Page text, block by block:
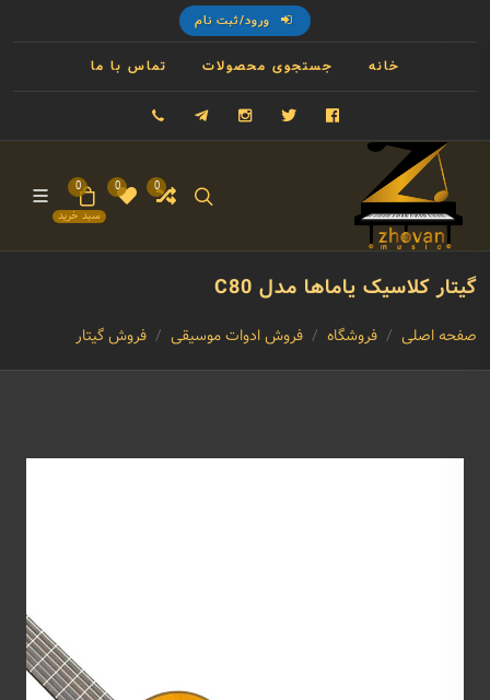
ورود/ثبت نام
خانه جستجوی محصولات تماس با ما
فیسبوک توییتر اینستاگرام تلگرام
0
0
سبد خرید
0
گیتار کلاسیک یاماها مدل C80
صفحه اصلی فروشگاه فروش ادوات موسیقی فروش گیتار